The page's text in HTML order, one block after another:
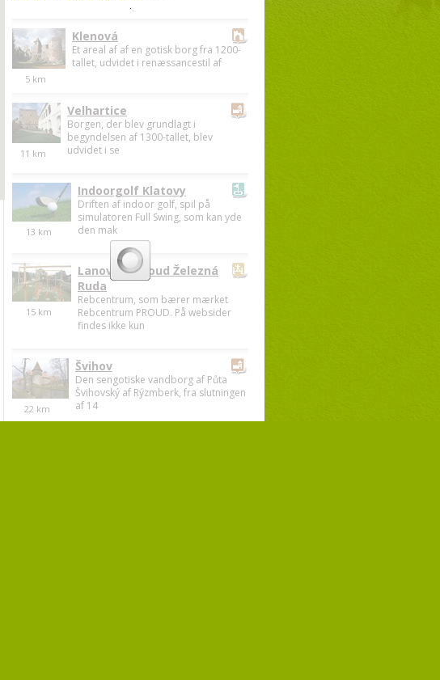
.
5 km
Klenová
Et areal af af en gotisk borg fra 1200-
tallet, udvidet i renæssancestil af
11 km
Velhartice
Borgen, der blev grundlagt i
begyndelsen af 1300-tallet, blev
udvidet i se
13 km
Indoorgolf Klatovy
Driften af indoor golf, spil på
simulatoren Full Swing, som kan yde
den mak
15km
Lanové c. Proud Železná
Ruda
Rebcentrum, som bærer mærket
Rebcentrum PROUD. På websider
findes ikke kun
22 km
Švihov
Den sengotiske vandborg af Půta
Švihovský af Rýzmberk, fra slutningen
af 14